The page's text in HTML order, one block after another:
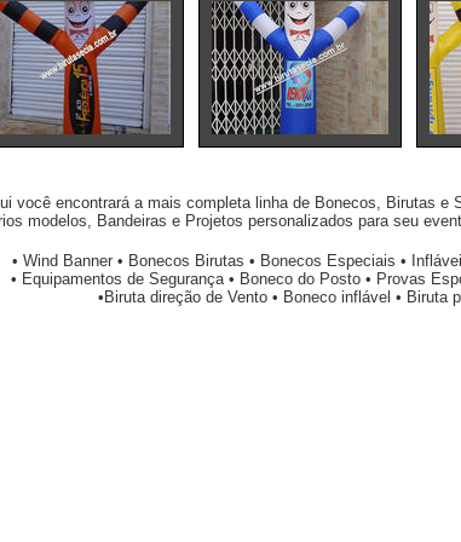
você encontrará a mais completa linha de Bonecos, Birutas e
modelos, Bandeiras e Projetos personalizados para seu
• Wind Banner • Bonecos Birutas • Bonecos Especiais •
• Equipamentos de Segurança • Boneco do Posto • Provas
•Biruta direção de Vento • Boneco inflável • Biruta